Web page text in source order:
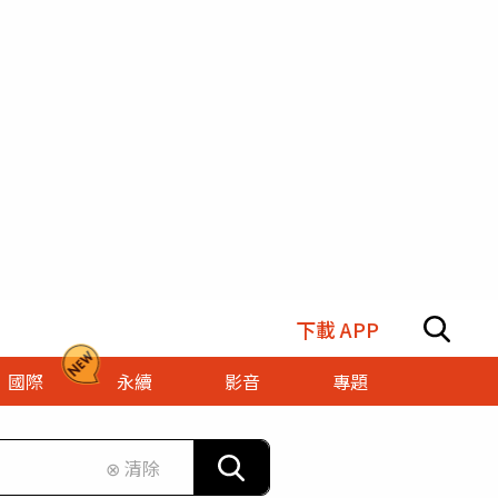
下載 APP
國際 永續 影音
專題
⊗ 清除